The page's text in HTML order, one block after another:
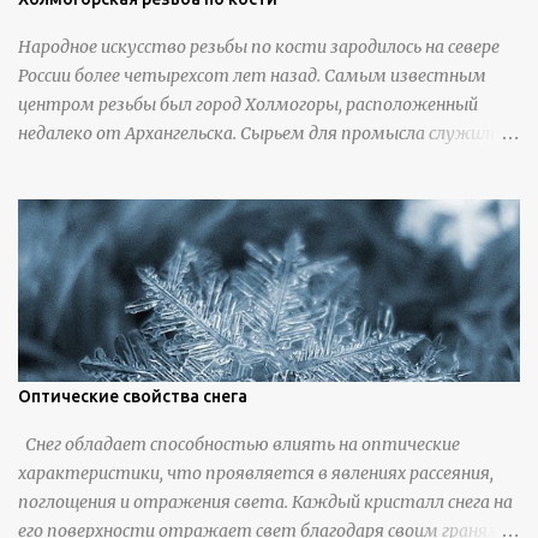
Народное искусство резьбы по кости зародилось на севере
России более четырехсот лет назад. Самым известным
центром резьбы был город Холмогоры, расположенный
недалеко от Архангельска. Сырьем для промысла служили
облагораживая ее специальной обработкой и тонировкой. В
19 веке резчики также использовали дорогую импортную
слоновую кость для важных заказов. Ажурная ваза
яйцевидной формы с аллегориями времен года - сценами
сбора урожая, сбора фруктов, свадьбы и пожара; кость,
высота 31 см, Н. С. Верещагин, 18 век, из собрания
Государственного Эрмитажа. Кружка с портретами
Дудин О. Х., 18 век, из собрания Государственного Эрмитажа.
Панно с изображением церкви Святых Петра и Павла,
моржовая слоновая кость, Холмогоры, 18 век. Шахматный
Оптические свойства снега
Снег обладает способностью влиять на оптические
характеристики, что проявляется в явлениях рассеяния,
поглощения и отражения света. Каждый кристалл снега на
его поверхности отражает свет благодаря своим граням,